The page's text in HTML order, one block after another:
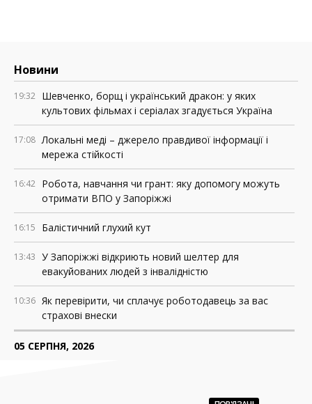
Новини
19:32 Шевченко, борщ і український дракон: у яких
культових фільмах і серіалах згадується Україна
17:08 Локальні меді – джерело правдивої інформації і
мережа стійкості
16:42 Робота, навчання чи грант: яку допомогу можуть
отримати ВПО у Запоріжжі
16:15 Балістичний глухий кут
13:43 У Запоріжжі відкриють новий шелтер для
евакуйованих людей з інвалідністю
10:36 Як перевірити, чи сплачує роботодавець за вас
страхові внески
05 СЕРПНЯ, 2026